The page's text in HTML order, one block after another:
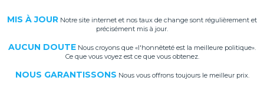
MIS À JOUR Notre site internet et nos taux de change sont régulièrement et
précisément mis à jour.
AUCUN DOUTE Nous croyons que «l'honnêteté est la meilleure politique».
Ce que vous voyez est ce que vous obtenez.
NOUS GARANTISSONS Nous vous offrons toujours le meilleur prix.